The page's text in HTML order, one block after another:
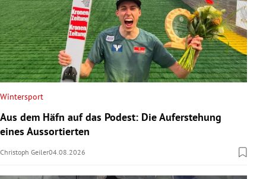
Wintersport
Aus dem Häfn auf das Podest: Die Auferstehung
eines Aussortierten
Christoph Geiler04.08.2026